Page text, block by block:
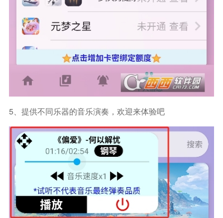
5、提供不同乐器的音乐演奏，欢迎来体验吧